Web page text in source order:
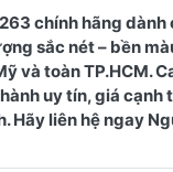
chính hãng dành
sắc nét – bền
và toàn TP.HCM.
uy tín, giá cạnh
Hãy liên hệ ngay